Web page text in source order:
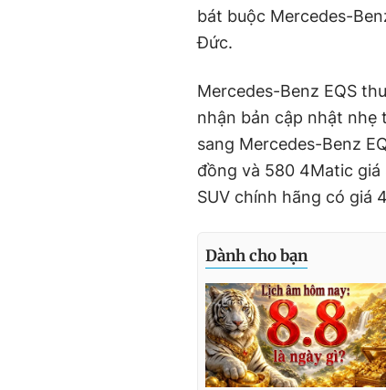
bát buộc Mercedes-
Đức.
Mercedes-Benz EQS
nhận bản cập nhật nhẹ
sang Mercedes-Benz
đồng và 580 4Matic
SUV chính hãng có giá